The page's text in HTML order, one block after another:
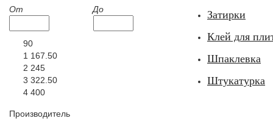
От
До
90
1 167.50
2 245
3 322.50
4 400
Производитель
Затирки
Клей для
Шпаклевка
Штукатурка